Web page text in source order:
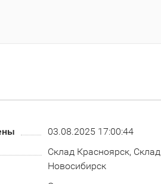
03.08.2025 17:00:44
Склад Красноярск, Склад
Новосибирск